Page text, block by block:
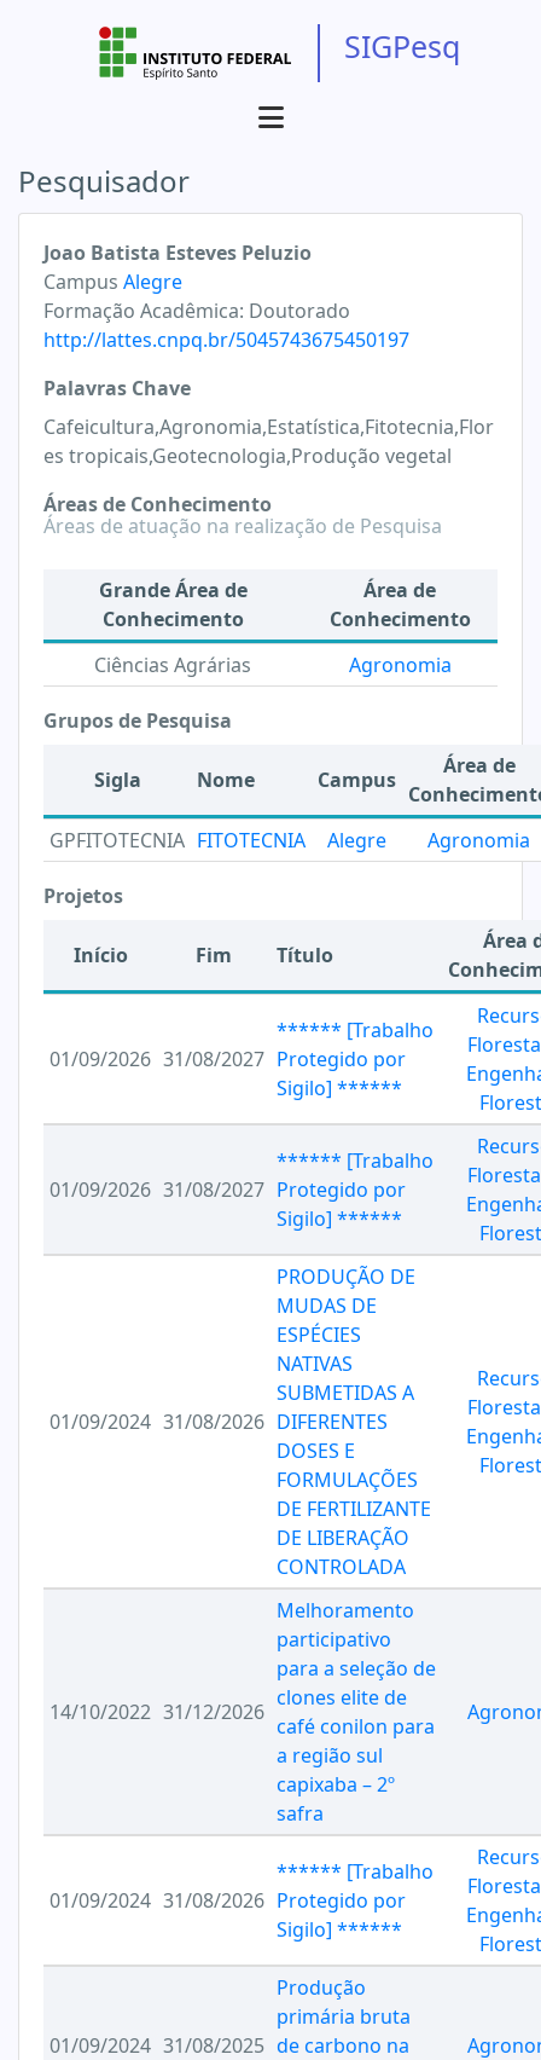
SIGPesq
Pesquisador
Joao Batista Esteves Peluzio
Campus Alegre
Formação Acadêmica: Doutorado
http://lattes.cnpq.br/5045743675450197
Palavras Chave
Cafeicultura,Agronomia,Estatística,Fitotecnia,Flor
es tropicais,Geotecnologia,Produção vegetal
Áreas de Conhecimento
Áreas de atuação na realização de Pesquisa
Grande Área de
Conhecimento
Área de
Conhecimento
Ciências Agrárias
Agronomia
Grupos de Pesquisa
Sigla Nome Campus
Área de
GPFITOTECNIA FITOTECNIA Alegre Agronomia
Projetos
Início Fim Título
Área
01/09/2026 31/08/2027
****** [Trabalho
Protegido por
Sigilo] ******
01/09/2026 31/08/2027
****** [Trabalho
Protegido por
Sigilo] ******
01/09/2024 31/08/2026
PRODUÇÃO DE
MUDAS DE
ESPÉCIES
NATIVAS
SUBMETIDAS A
DIFERENTES
DOSES E
FORMULAÇÕES
DE FERTILIZANTE
DE LIBERAÇÃO
CONTROLADA
14/10/2022 31/12/2026
Melhoramento
participativo
para a seleção de
clones elite de
café conilon para
a região sul
capixaba – 2º
safra
01/09/2024 31/08/2026
****** [Trabalho
Protegido por
Sigilo] ******
01/09/2024 31/08/2025
Produção
primária bruta
de carbono na